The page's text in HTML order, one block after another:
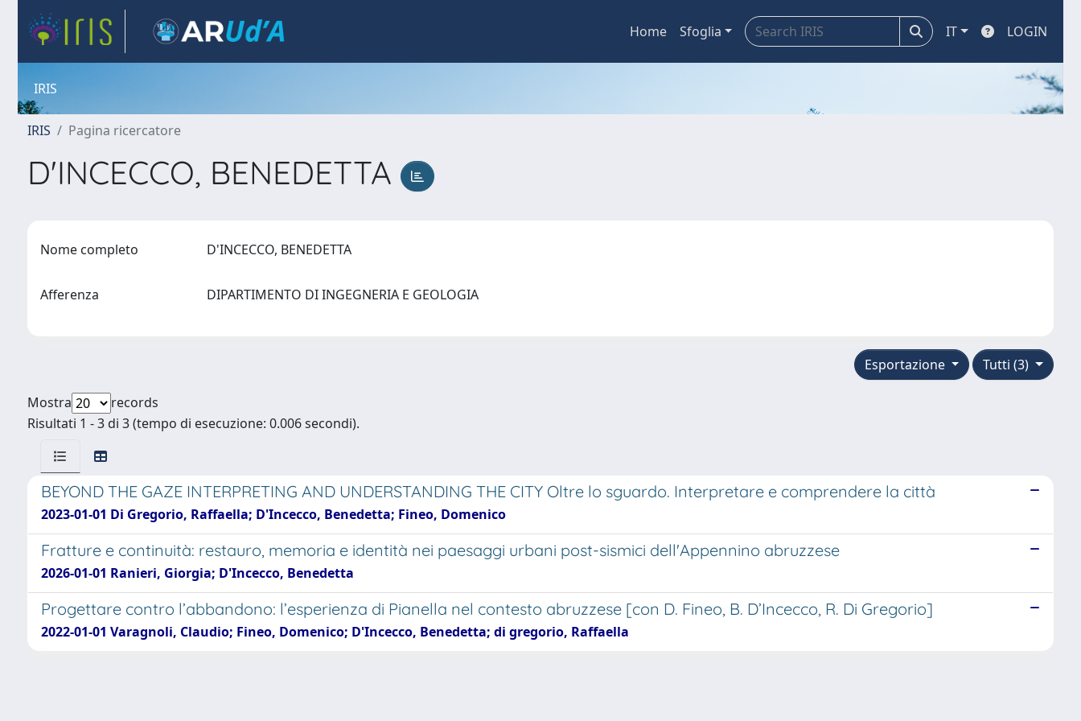
Home Sfoglia IT LOGIN
IRIS
IRIS Pagina ricercatore
D'INCECCO, BENEDETTA
Nome completo D'INCECCO, BENEDETTA
Afferenza DIPARTIMENTO DI INGEGNERIA E GEOLOGIA
Tutti (3)
Esportazione
Mostra
records
Risultati 1 - 3 di 3 (tempo di esecuzione: 0.006 secondi).
BEYOND THE GAZE INTERPRETING AND UNDERSTANDING THE CITY Oltre lo sguardo. Interpretare e comprendere la città
2023-01-01 Di Gregorio, Raffaella; D'Incecco, Benedetta; Fineo, Domenico
Fratture e continuità: restauro, memoria e identità nei paesaggi urbani post-sismici dell'Appennino abruzzese
2026-01-01 Ranieri, Giorgia; D'Incecco, Benedetta
Progettare contro l’abbandono: l’esperienza di Pianella nel contesto abruzzese [con D. Fineo, B. D’Incecco, R. Di Gregorio]
2022-01-01 Varagnoli, Claudio; Fineo, Domenico; D'Incecco, Benedetta; di gregorio, Raffaella